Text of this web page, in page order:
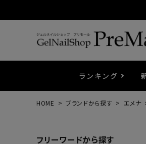
ランキング
HOME ブランドから探す エメナ
フリーワードから探す